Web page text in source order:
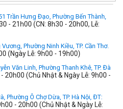
Trần Hưng Đạo, Phường Bến Thành,
- 21h00 (CN: 8h30 - 20h00, Lễ:
Phường Ninh Kiều, TP. Cần Thơ.
(Ngày Lễ: 9h00 - 19h00)
Văn Linh, Phường Thanh Khê, TP. Đà
- 20h00 (Chủ Nhật & Ngày Lễ: 9h00 -
Phường Ô Chợ Dừa, TP. Hà Nội, ĐT:
- 20h00 (Chủ Nhật & Ngày Lễ: